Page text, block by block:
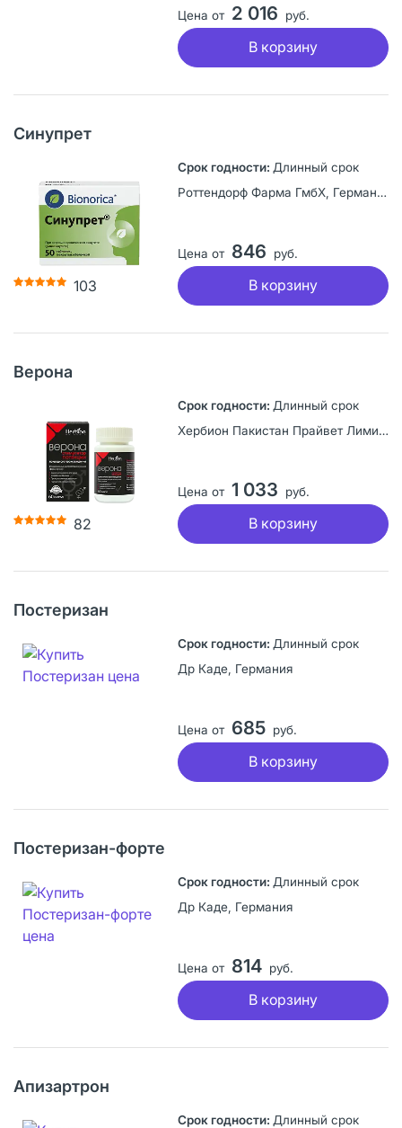
Цена от 2 016 руб.
В корзину
Синупрет
103
Длинный срок
Роттендорф Фарма ГмбХ, Германия
Цена от 846 руб.
В корзину
Верона
82
Длинный срок
Хербион Пакистан Прайвет Лимитед, Пакистан
Цена от 1 033 руб.
В корзину
Постеризан
Длинный срок
Др Каде, Германия
Цена от 685 руб.
В корзину
Постеризан-форте
Длинный срок
Др Каде, Германия
Цена от 814 руб.
В корзину
Апизартрон
Длинный срок